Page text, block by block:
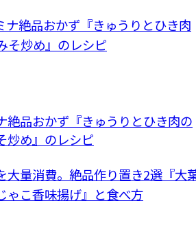
絶品おかず『きゅうりとひき肉の
炒め』のレシピ